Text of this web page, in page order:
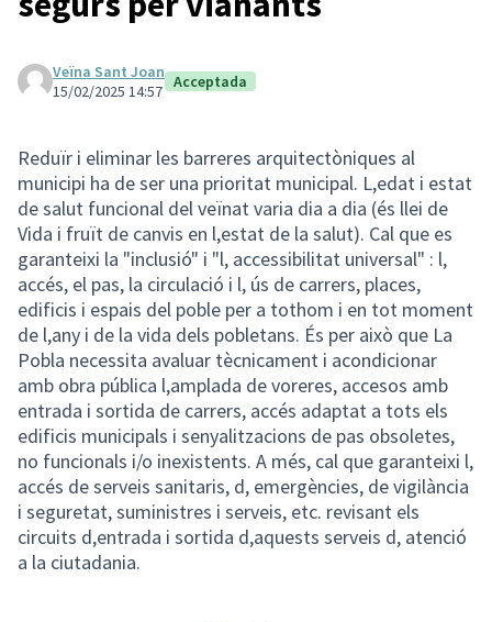
Veïna Sant Joan
15/02/2025 14:57 Acceptada
Reduïr i eliminar les barreres arquitectòniques al
municipi ha de ser una prioritat municipal. L,edat i estat
de salut funcional del veïnat varia dia a dia (és llei de
Vida i fruït de canvis en l,estat de la salut). Cal que es
garanteixi la "inclusió" i "l, accessibilitat universal" : l,
accés, el pas, la circulació i l, ús de carrers, places,
edificis i espais del poble per a tothom i en tot moment
de l,any i de la vida dels pobletans. És per això que La
Pobla necessita avaluar tècnicament i acondicionar
amb obra pública l,amplada de voreres, accesos amb
entrada i sortida de carrers, accés adaptat a tots els
edificis municipals i senyalitzacions de pas obsoletes,
no funcionals i/o inexistents. A més, cal que garanteixi l,
accés de serveis sanitaris, d, emergències, de vigilància
i seguretat, suministres i serveis, etc. revisant els
circuits d,entrada i sortida d,aquests serveis d, atenció
a la ciutadania.